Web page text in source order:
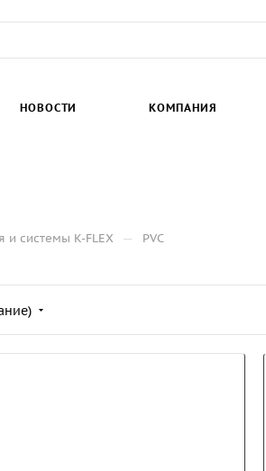
НОВОСТИ КОМПАНИЯ
и системы K-FLEX — PVC